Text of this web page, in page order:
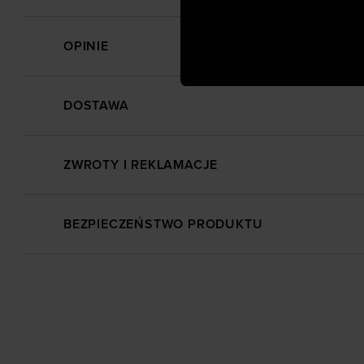
społecznościowych).
OPINIE
DOSTAWA
ZWROTY I REKLAMACJE
BEZPIECZEŃSTWO PRODUKTU